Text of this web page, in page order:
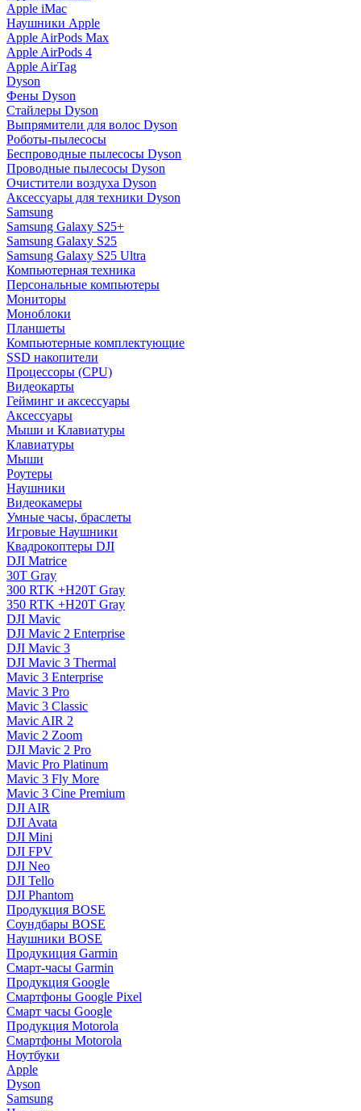
Apple iMac
Наушники Apple
Apple AirPods Max
Apple AirPods 4
Apple AirTag
Dyson
Фены Dyson
Стайлеры Dyson
Выпрямители для волос Dyson
Роботы-пылесосы
Беспроводные пылесосы Dyson
Проводные пылесосы Dyson
Очистители воздуха Dyson
Аксессуары для техники Dyson
Samsung
Samsung Galaxy S25+
Samsung Galaxy S25
Samsung Galaxy S25 Ultra
Компьютерная техника
Персональные компьютеры
Мониторы
Моноблоки
Планшеты
Компьютерные комплектующие
SSD накопители
Процессоры (CPU)
Видеокарты
Гейминг и аксессуары
Аксессуары
Мыши и Клавиатуры
Клавиатуры
Мыши
Роутеры
Наушники
Видеокамеры
Умные часы, браслеты
Игровые Наушники
Квадрокоптеры DJI
DJI Matrice
30T Gray
300 RTK +H20T Gray
350 RTK +H20T Gray
DJI Mavic
DJI Mavic 2 Enterprise
DJI Mavic 3
DJI Mavic 3 Thermal
Mavic 3 Enterprise
Mavic 3 Pro
Mavic 3 Сlassic
Mavic AIR 2
Mavic 2 Zoom
DJI Mavic 2 Pro
Mavic Pro Platinum
Mavic 3 Fly More
Mavic 3 Cine Premium
DJI AIR
DJI Avata
DJI Mini
DJI FPV
DJI Neo
DJI Tello
DJI Phantom
Продукция BOSE
Соундбары BOSE
Наушники BOSE
Продукиция Garmin
Смарт-часы Garmin
Продукция Google
Смартфоны Google Pixel
Смарт часы Google
Продукция Motorola
Смартфоны Motorola
Ноутбуки
Apple
Dyson
Samsung